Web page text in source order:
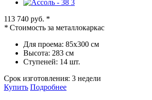
113 740 руб. *
* Стоимость за металлокаркас
Для проема: 85х300 см
Высота: 283 см
Ступеней: 14 шт.
Срок изготовления: 3 недели
Купить Подробнее